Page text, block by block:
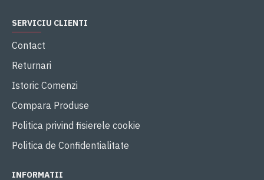
SERVICIU CLIENTI
Contact
Returnari
Istoric Comenzi
Compara Produse
Politica privind fisierele cookie
Politica de Confidentialitate
INFORMATII